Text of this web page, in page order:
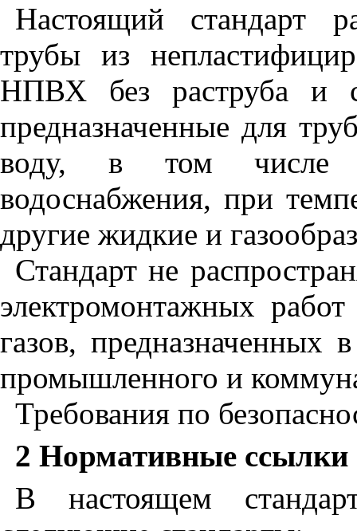
Настоящий стандарт
трубы из
НПВХ без раструба и
предназначенные для
воду, в том числе
водоснабжения, при
другие жидкие и
Стандарт не
электромонтажных
газов, предназначенных
промышленного и
Требования по
2 Нормативные ссылки
В настоящем